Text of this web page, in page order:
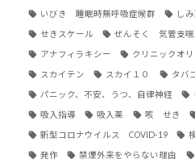
いびき 睡眠時無呼吸症候群 し
せきスケール ぜんそく 気管支喘
アナフィラキシー クリニックオ
スカイテン スカイ１０ タバ
パニック、不安、うつ、自律神経
吸入指導 吸入薬 咳 せき
新型コロナウイルス COVID-19
発作 禁煙外来をやらない理由